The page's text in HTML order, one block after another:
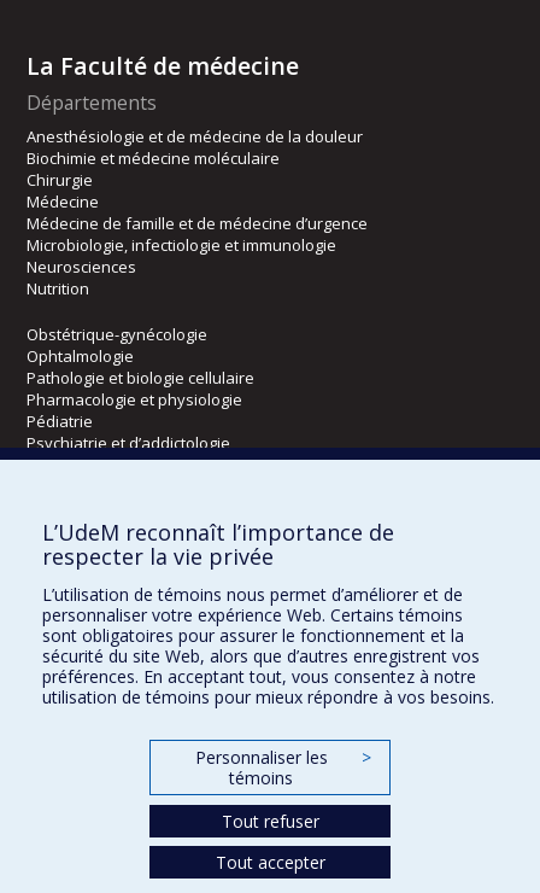
La Faculté de médecine
Départements
Anesthésiologie et de médecine de la douleur
Biochimie et médecine moléculaire
Chirurgie
Médecine
Médecine de famille et de médecine d’urgence
Microbiologie, infectiologie et immunologie
Neurosciences
Nutrition
Obstétrique-gynécologie
Ophtalmologie
Pathologie et biologie cellulaire
Pharmacologie et physiologie
Pédiatrie
Psychiatrie et d’addictologie
Radiologie, radio-oncologie et médecine nucléaire
Écoles
Orthophonie et audiologie
Réadaptation
Directions
L’UdeM reconnaît l’importance de
respecter la vie privée
L’utilisation de témoins nous permet d’améliorer et de
personnaliser votre expérience Web. Certains témoins
sont obligatoires pour assurer le fonctionnement et la
sécurité du site Web, alors que d’autres enregistrent vos
préférences. En acceptant tout, vous consentez à notre
utilisation de témoins pour mieux répondre à vos besoins.
Personnaliser les
témoins
>
Tout refuser
Tout accepter